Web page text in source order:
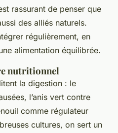
rassurant de penser que
des alliés naturels.
régulièrement, en
alimentation équilibrée.
nutritionnel
la digestion : le
l’anis vert contre
comme régulateur
cultures, on sert un